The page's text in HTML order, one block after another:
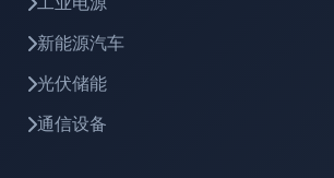
新能源汽车
光伏储能
通信设备